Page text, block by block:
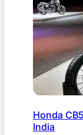
Honda
India